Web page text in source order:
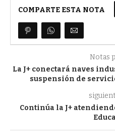
COMPARTE ESTA NOTA
Notas
La J+ conectará naves
suspensión de
Continúa la J+